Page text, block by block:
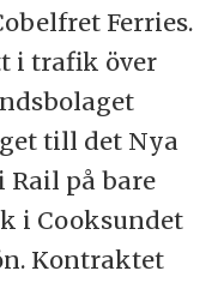
Ferries.
i trafik över
till det Nya
Rail på bare
i Cooksundet
Kontraktet